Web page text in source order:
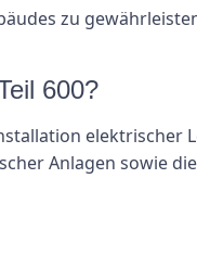
zu
600?
elektrischer
Anlagen sowie